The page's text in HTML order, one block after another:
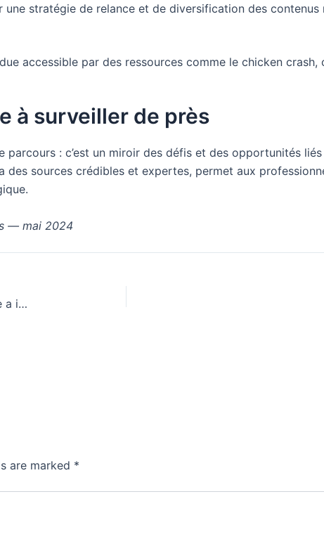
une stratégie de relance et de diversification des
accessible par des ressources comme le chicken crash,
à surveiller de près
parcours : c’est un miroir des défis et des opportunités
des sources crédibles et expertes, permet aux
— mai 2024
Vývoj a súčasný stav online automatu: Bezpečné hranie a inovácie v slovenskom trhu
are marked *